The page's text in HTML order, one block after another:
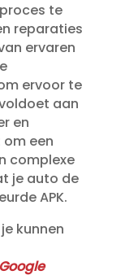
te
reparaties
ervaren
ervoor te
aan
en
een
complexe
je auto de
APK.​
kunnen
Google